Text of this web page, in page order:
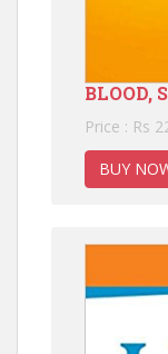
BLOOD,
Price : Rs
BUY